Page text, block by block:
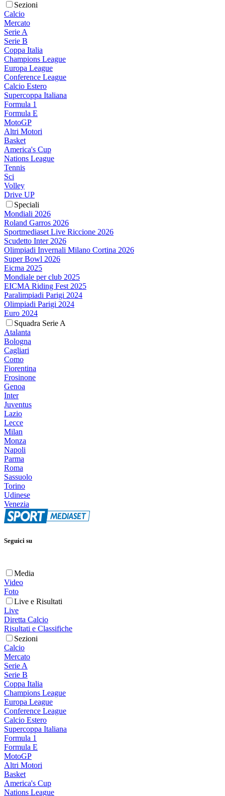
Sezioni
Calcio
Mercato
Serie A
Serie B
Coppa Italia
Champions League
Europa League
Conference League
Calcio Estero
Supercoppa Italiana
Formula 1
Formula E
MotoGP
Altri Motori
Basket
America's Cup
Nations League
Tennis
Sci
Volley
Drive UP
Speciali
Mondiali 2026
Roland Garros 2026
Sportmediaset Live Riccione 2026
Scudetto Inter 2026
Olimpiadi Invernali Milano Cortina 2026
Super Bowl 2026
Eicma 2025
Mondiale per club 2025
EICMA Riding Fest 2025
Paralimpiadi Parigi 2024
Olimpiadi Parigi 2024
Euro 2024
Squadra Serie A
Atalanta
Bologna
Cagliari
Como
Fiorentina
Frosinone
Genoa
Inter
Juventus
Lazio
Lecce
Milan
Monza
Napoli
Parma
Roma
Sassuolo
Torino
Udinese
Venezia
Seguici su
Media
Video
Foto
Live e Risultati
Live
Diretta Calcio
Risultati e Classifiche
Sezioni
Calcio
Mercato
Serie A
Serie B
Coppa Italia
Champions League
Europa League
Conference League
Calcio Estero
Supercoppa Italiana
Formula 1
Formula E
MotoGP
Altri Motori
Basket
America's Cup
Nations League